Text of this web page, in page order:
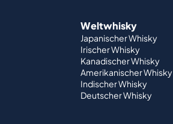
Weltwhisky
Japanischer Whisky
Irischer Whisky
Kanadischer Whisky
Amerikanischer Whisky
Indischer Whisky
Deutscher Whisky